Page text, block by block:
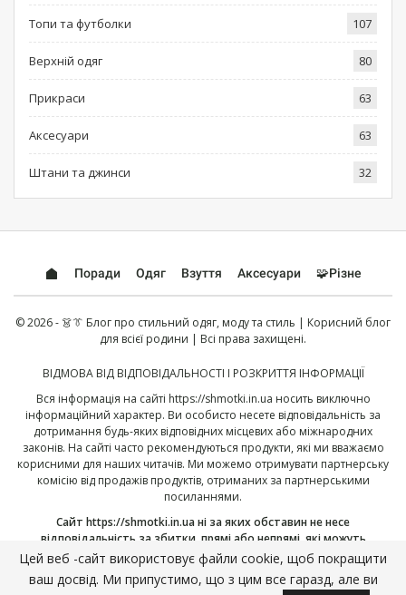
Топи та футболки 107
Верхній одяг 80
Прикраси 63
Аксесуари 63
Штани та джинси 32
Поради Одяг Взуття Аксесуари 🧩Різне
© 2026 - 👗👔 Блог про стильний одяг, моду та стиль | Корисний блог
для всієї родини | Всі права захищені.
ВІДМОВА ВІД ВІДПОВІДАЛЬНОСТІ І РОЗКРИТТЯ ІНФОРМАЦІЇ
Вся інформація на сайті https://shmotki.in.ua носить виключно
інформаційний характер. Ви особисто несете відповідальність за
дотримання будь-яких відповідних місцевих або міжнародних
законів. На сайті часто рекомендуються продукти, які ми вважаємо
корисними для наших читачів. Ми можемо отримувати партнерську
комісію від продажів продуктів, отриманих за партнерськими
посиланнями.
Сайт https://shmotki.in.uaні за яких обставин не несе
відповідальність за збитки, прямі або непрямі, які можуть
виникнути в результаті використання, або неправильного
використання, опублікованій тут інформації. Продовжуючи, ви
підтверджуєте, що прочитали і прийняли нашу повнувідмову від
Цей веб -сайт використовує файли cookie, щоб покращити
ваш досвід. Ми припустимо, що з цим все гаразд, але ви